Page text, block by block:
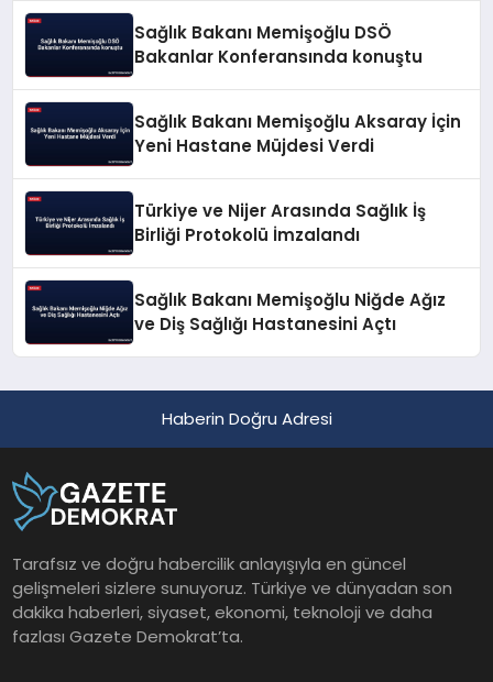
Sağlık Bakanı Memişoğlu DSÖ
Bakanlar Konferansında konuştu
Sağlık Bakanı Memişoğlu Aksaray İçin
Yeni Hastane Müjdesi Verdi
Türkiye ve Nijer Arasında Sağlık İş
Birliği Protokolü İmzalandı
Sağlık Bakanı Memişoğlu Niğde Ağız
ve Diş Sağlığı Hastanesini Açtı
Haberin Doğru Adresi
Tarafsız ve doğru habercilik anlayışıyla en güncel
gelişmeleri sizlere sunuyoruz. Türkiye ve dünyadan son
dakika haberleri, siyaset, ekonomi, teknoloji ve daha
fazlası Gazete Demokrat’ta.